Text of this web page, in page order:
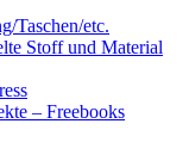
Taschen/etc.
Stoff und Material
– Freebooks